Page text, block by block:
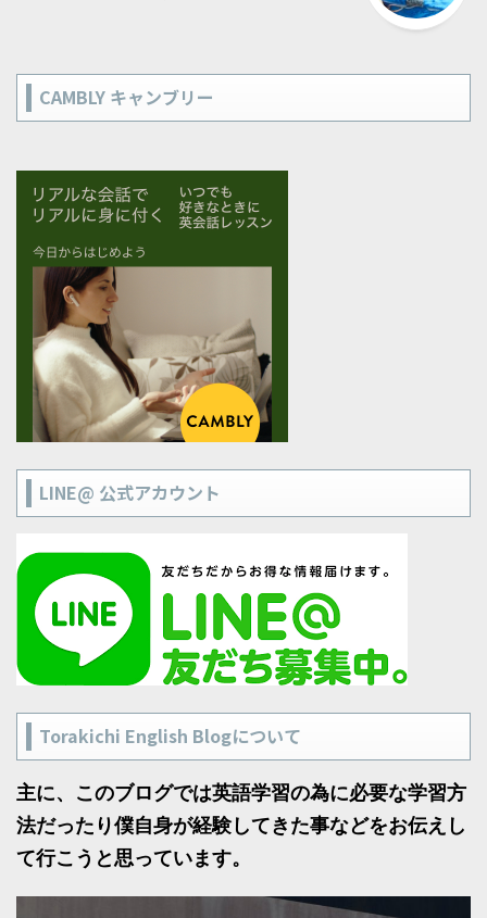
CAMBLY キャンブリー
LINE@ 公式アカウント
Torakichi English Blogについて
主に、このブログでは英語学習の為に必要な学習方
法だったり僕自身が経験してきた事などをお伝えし
て行こうと思っています。